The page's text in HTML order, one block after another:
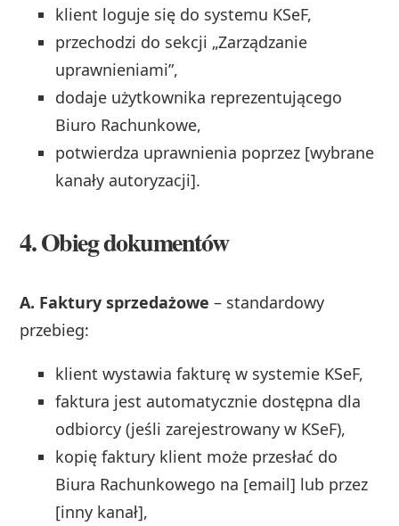
klient loguje się do systemu KSeF,
przechodzi do sekcji „Zarządzanie
uprawnieniami”,
dodaje użytkownika reprezentującego
Biuro Rachunkowe,
potwierdza uprawnienia poprzez [wybrane
kanały autoryzacji].
4. Obieg dokumentów
A. Faktury sprzedażowe – standardowy
przebieg:
klient wystawia fakturę w systemie KSeF,
faktura jest automatycznie dostępna dla
odbiorcy (jeśli zarejestrowany w KSeF),
kopię faktury klient może przesłać do
Biura Rachunkowego na [email] lub przez
[inny kanał],